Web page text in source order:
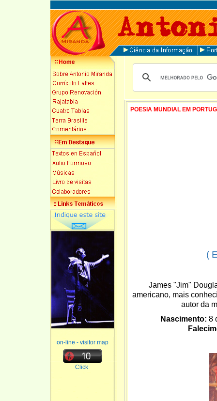
on-line - visitor map
Click
POESIA MUNDIAL EM
(
James "Jim"
americano, mais
autor da
Nascimento: 8